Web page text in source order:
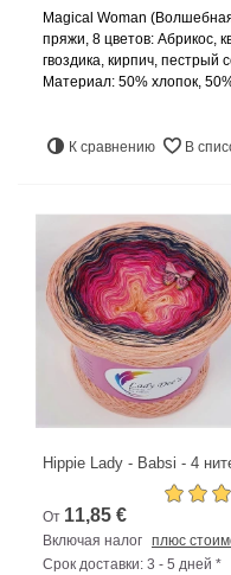
Magical Woman
пряжи, 8 цветов: Абрикос,
гвоздика, кирпич,
Материал: 50% хлопок,
К сравнению В
Hippie Lady - Babsi - 4
От 11,85 €
Включая налог плюс
Срок доставки: 3 - 5 дней *